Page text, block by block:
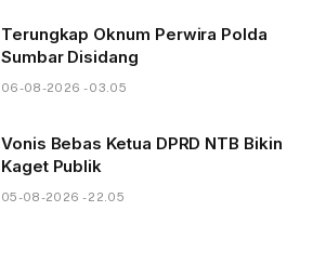
Terungkap Oknum Perwira Polda
Sumbar Disidang
06-08-2026 - 03.05
Vonis Bebas Ketua DPRD NTB Bikin
Kaget Publik
05-08-2026 - 22.05